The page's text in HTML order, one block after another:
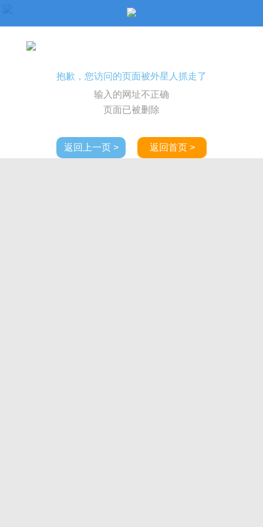
抱歉，您访问的页面被外星人抓走了
输入的网址不正确
页面已被删除
返回上一页 > 返回首页 >